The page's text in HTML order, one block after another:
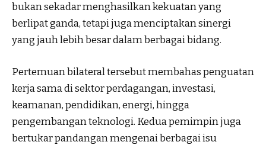
bukan sekadar menghasilkan kekuatan yang
berlipat ganda, tetapi juga menciptakan sinergi
yang jauh lebih besar dalam berbagai bidang.
Pertemuan bilateral tersebut membahas penguatan
kerja sama di sektor perdagangan, investasi,
keamanan, pendidikan, energi, hingga
pengembangan teknologi. Kedua pemimpin juga
bertukar pandangan mengenai berbagai isu